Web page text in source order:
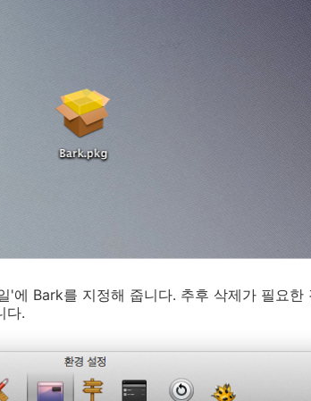
'에 Bark를 지정해 줍니다. 추후 삭제가 필요
다.